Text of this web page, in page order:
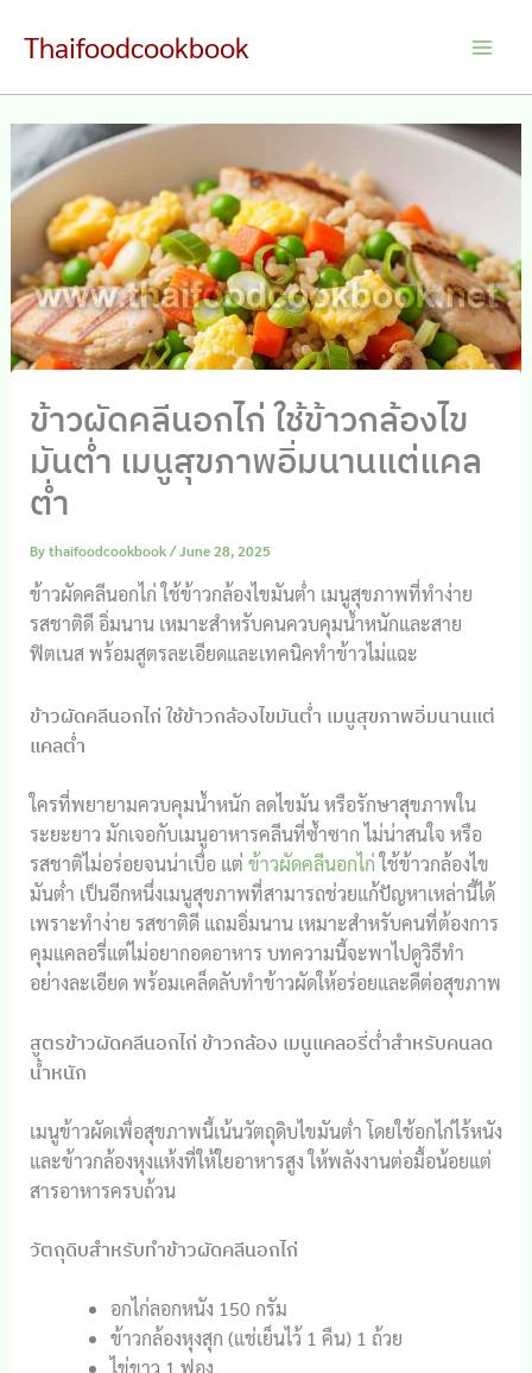
Thaifoodcookbook
ข้าวผัดคลีนอกไก่ ใช้ข้าวกล้องไข
มันต่ำ เมนูสุขภาพอิ่มนานแต่แคล
ต่ำ
Bythaifoodcookbook/June 28, 2025
ข้าวผัดคลีนอกไก่ ใช้ข้าวกล้องไขมันต่ำ เมนูสุขภาพที่ทำง่าย
รสชาติดี อิ่มนาน เหมาะสำหรับคนควบคุมน้ำหนักและสาย
ฟิตเนส พร้อมสูตรละเอียดและเทคนิคทำข้าวไม่แฉะ
ข้าวผัดคลีนอกไก่ ใช้ข้าวกล้องไขมันต่ำ เมนูสุขภาพอิ่มนานแต่
แคลต่ำ
ใครที่พยายามควบคุมน้ำหนัก ลดไขมัน หรือรักษาสุขภาพใน
ระยะยาว มักเจอกับเมนูอาหารคลีนที่ซ้ำซาก ไม่น่าสนใจ หรือ
รสชาติไม่อร่อยจนน่าเบื่อ แต่ ข้าวผัดคลีนอกไก่ใช้ข้าวกล้องไข
มันต่ำ เป็นอีกหนึ่งเมนูสุขภาพที่สามารถช่วยแก้ปัญหาเหล่านี้ได้
เพราะทำง่าย รสชาติดี แถมอิ่มนาน เหมาะสำหรับคนที่ต้องการ
คุมแคลอรี่แต่ไม่อยากอดอาหาร บทความนี้จะพาไปดูวิธีทำ
อย่างละเอียด พร้อมเคล็ดลับทำข้าวผัดให้อร่อยและดีต่อสุขภาพ
สูตรข้าวผัดคลีนอกไก่ ข้าวกล้อง เมนูแคลอรี่ต่ำสำหรับคนลด
น้ำหนัก
เมนูข้าวผัดเพื่อสุขภาพนี้เน้นวัตถุดิบไขมันต่ำ โดยใช้อกไก่ไร้หนัง
และข้าวกล้องหุงแห้งที่ให้ใยอาหารสูง ให้พลังงานต่อมื้อน้อยแต่
สารอาหารครบถ้วน
วัตถุดิบสำหรับทำข้าวผัดคลีนอกไก่
อกไก่ลอกหนัง 150 กรัม
ข้าวกล้องหุงสุก (แช่เย็นไว้ 1 คืน) 1 ถ้วย
ไข่ขาว 1 ฟอง